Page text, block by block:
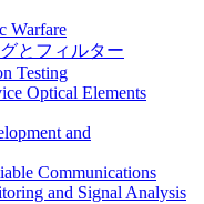
Warfare
とフィルター
Testing
Optical Elements
and
Communications
and Signal Analysis